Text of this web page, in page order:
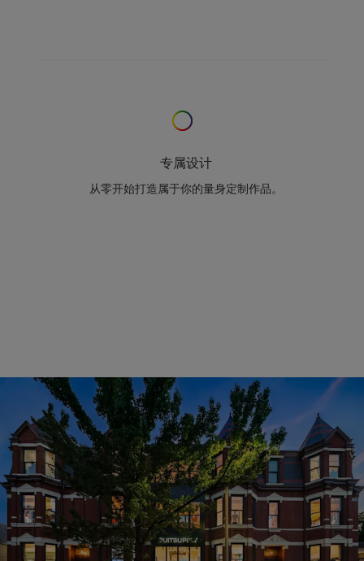
专属设计
从零开始打造属于你的量身定制作品。